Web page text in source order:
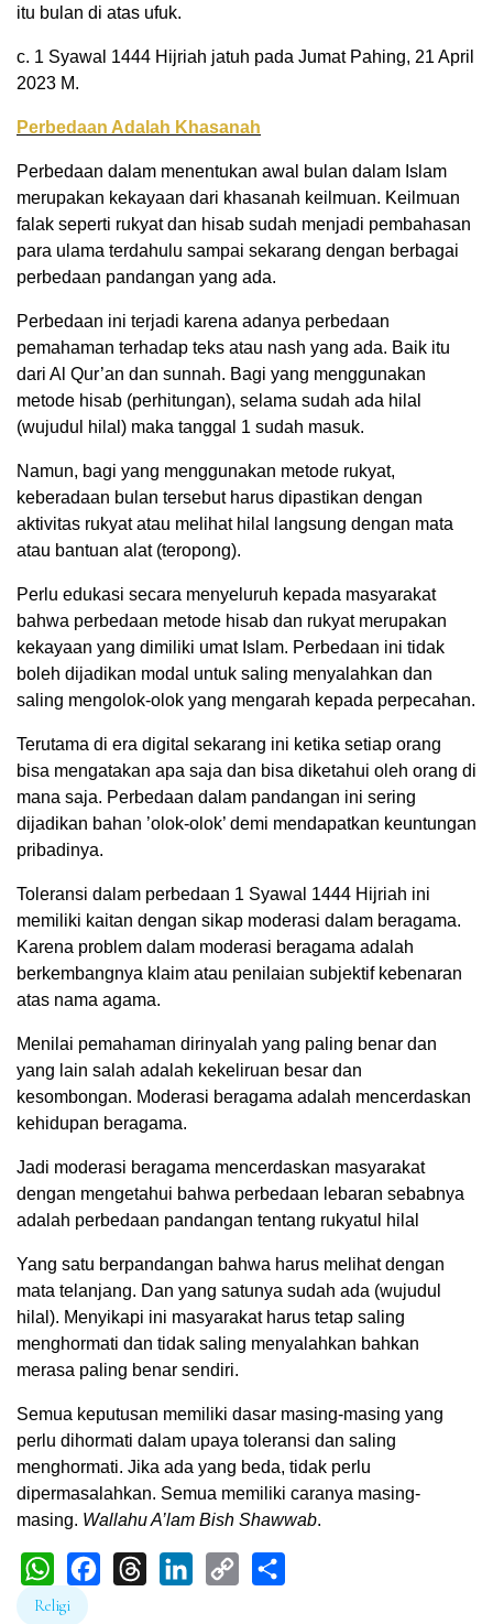
itu bulan di atas ufuk.
c. 1 Syawal 1444 Hijriah jatuh pada Jumat Pahing, 21 April
2023 M.
Perbedaan Adalah Khasanah
Perbedaan dalam menentukan awal bulan dalam Islam
merupakan kekayaan dari khasanah keilmuan. Keilmuan
falak seperti rukyat dan hisab sudah menjadi pembahasan
para ulama terdahulu sampai sekarang dengan berbagai
perbedaan pandangan yang ada.
Perbedaan ini terjadi karena adanya perbedaan
pemahaman terhadap teks atau nash yang ada. Baik itu
dari Al Qur’an dan sunnah. Bagi yang menggunakan
metode hisab (perhitungan), selama sudah ada hilal
(wujudul hilal) maka tanggal 1 sudah masuk.
Namun, bagi yang menggunakan metode rukyat,
keberadaan bulan tersebut harus dipastikan dengan
aktivitas rukyat atau melihat hilal langsung dengan mata
atau bantuan alat (teropong).
Perlu edukasi secara menyeluruh kepada masyarakat
bahwa perbedaan metode hisab dan rukyat merupakan
kekayaan yang dimiliki umat Islam. Perbedaan ini tidak
boleh dijadikan modal untuk saling menyalahkan dan
saling mengolok-olok yang mengarah kepada perpecahan.
Terutama di era digital sekarang ini ketika setiap orang
bisa mengatakan apa saja dan bisa diketahui oleh orang di
mana saja. Perbedaan dalam pandangan ini sering
dijadikan bahan ’olok-olok’ demi mendapatkan keuntungan
pribadinya.
Toleransi dalam perbedaan 1 Syawal 1444 Hijriah ini
memiliki kaitan dengan sikap moderasi dalam beragama.
Karena problem dalam moderasi beragama adalah
berkembangnya klaim atau penilaian subjektif kebenaran
atas nama agama.
Menilai pemahaman dirinyalah yang paling benar dan
yang lain salah adalah kekeliruan besar dan
kesombongan. Moderasi beragama adalah mencerdaskan
kehidupan beragama.
Jadi moderasi beragama mencerdaskan masyarakat
dengan mengetahui bahwa perbedaan lebaran sebabnya
adalah perbedaan pandangan tentang rukyatul hilal
Yang satu berpandangan bahwa harus melihat dengan
mata telanjang. Dan yang satunya sudah ada (wujudul
hilal). Menyikapi ini masyarakat harus tetap saling
menghormati dan tidak saling menyalahkan bahkan
merasa paling benar sendiri.
Semua keputusan memiliki dasar masing-masing yang
perlu dihormati dalam upaya toleransi dan saling
menghormati. Jika ada yang beda, tidak perlu
dipermasalahkan. Semua memiliki caranya masing-
masing. Wallahu A’lam Bish Shawwab.
WhatsAppFacebook
Religi